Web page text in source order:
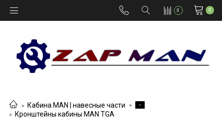
0 0
Кабина MAN | навесные части
-
Кронштейны кабины MAN TGA